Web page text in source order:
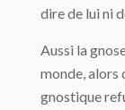
dire de lui ni
Aussi la
monde, alors
gnostique